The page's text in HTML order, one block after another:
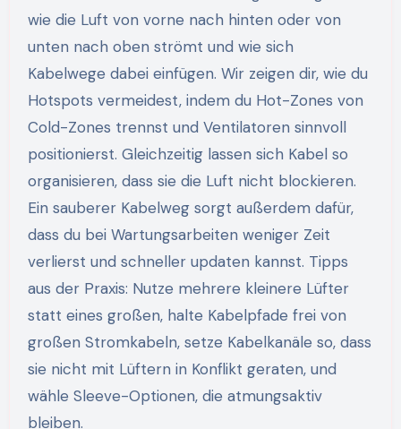
wie die Luft von vorne nach hinten oder von
unten nach oben strömt und wie sich
Kabelwege dabei einfügen. Wir zeigen dir, wie du
Hotspots vermeidest, indem du Hot-Zones von
Cold-Zones trennst und Ventilatoren sinnvoll
positionierst. Gleichzeitig lassen sich Kabel so
organisieren, dass sie die Luft nicht blockieren.
Ein sauberer Kabelweg sorgt außerdem dafür,
dass du bei Wartungsarbeiten weniger Zeit
verlierst und schneller updaten kannst. Tipps
aus der Praxis: Nutze mehrere kleinere Lüfter
statt eines großen, halte Kabelpfade frei von
großen Stromkabeln, setze Kabelkanäle so, dass
sie nicht mit Lüftern in Konflikt geraten, und
wähle Sleeve-Optionen, die atmungsaktiv
bleiben.